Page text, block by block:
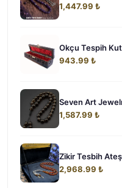
1,447.99 ₺
Okçu Tespih
943.99 ₺
Seven Art
1,587.99 ₺
Zikir Tesbih
2,968.99 ₺